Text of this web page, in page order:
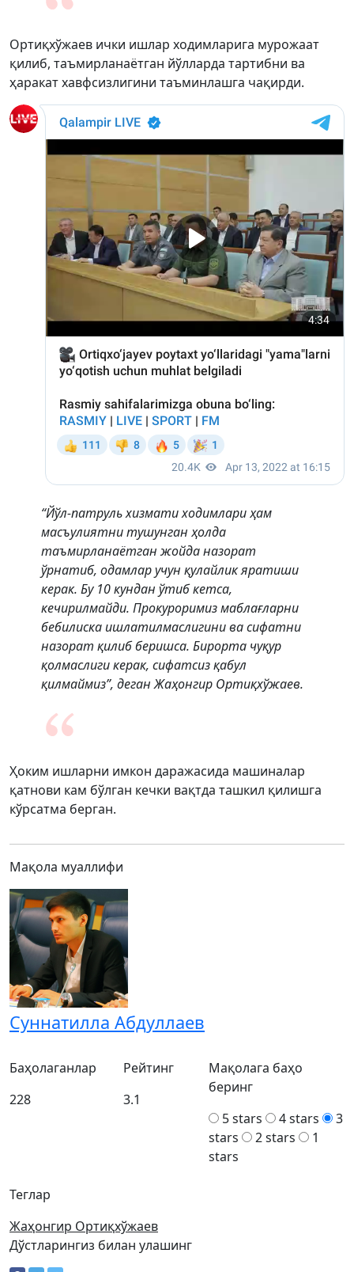
Ортиқхўжаев ички ишлар ходимларига мурожаат
қилиб, таъмирланаётган йўлларда тартибни ва
ҳаракат хавфсизлигини таъминлашга чақирди.
“Йўл-патруль хизмати ходимлари ҳам
масъулиятни тушунган ҳолда
таъмирланаётган жойда назорат
ўрнатиб, одамлар учун қулайлик яратиши
керак. Бу 10 кундан ўтиб кетса,
кечирилмайди. Прокуроримиз маблағларни
бебилиска ишлатилмаслигини ва сифатни
назорат қилиб беришса. Бирорта чуқур
қолмаслиги керак, сифатсиз қабул
қилмаймиз”, деган Жаҳонгир Ортиқхўжаев.
Ҳоким ишларни имкон даражасида машиналар
қатнови кам бўлган кечки вақтда ташкил қилишга
кўрсатма берган.
Мақола муаллифи
Суннатилла Абдуллаев
Теглар
Жаҳонгир Ортиқхўжаев
Баҳолаганлар
228
Рейтинг
3.1
Мақолага баҳо
беринг
5 stars
4 stars
3
stars
2 stars
1
stars
Дўстларингиз билан улашинг